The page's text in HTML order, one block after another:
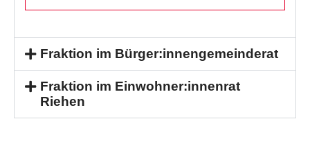
Fraktion im Bürger:innengemeinderat
Fraktion im Einwohner:innenrat
Riehen